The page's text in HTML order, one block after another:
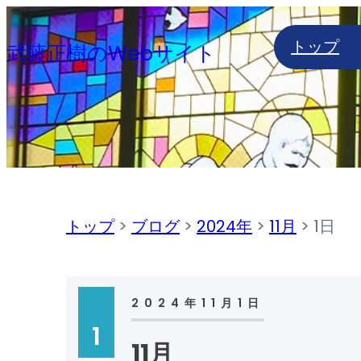
内
容
を
ス
キ
ッ
武藤正樹のWebサイト トップ
トップ> ブログ> 2024年> 11月 > 1日
1
2024年11月1日
11月